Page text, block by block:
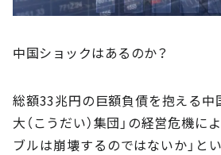
中国ショックはあるのか？
総額33兆円の巨額負債を抱える中
大（こうだい）集団」の経営危機に
ブルは崩壊するのではないか」と